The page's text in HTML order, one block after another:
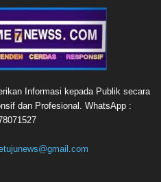
Informasi kepada Publik secara
dan Profesional. WhatsApp :